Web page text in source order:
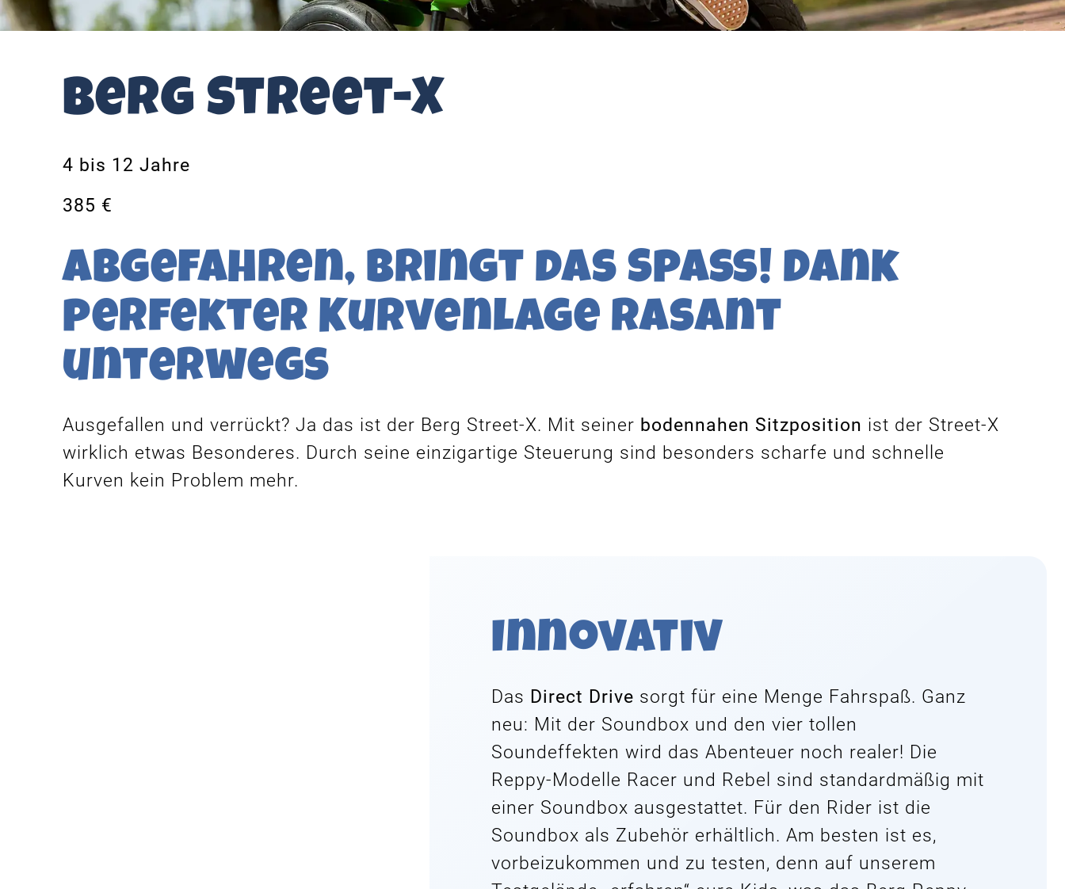
Berg Street-X
4 bis 12 Jahre
385 €
Abgefahren, bringt das Spaß! Dank
perfekter Kurvenlage rasant
unterwegs
Ausgefallen und verrückt? Ja das ist der Berg Street-X. Mit seiner bodennahen Sitzposition ist der Street-X
wirklich etwas Besonderes. Durch seine einzigartige Steuerung sind besonders scharfe und schnelle
Kurven kein Problem mehr.
Innovativ
Das Direct Drive sorgt für eine Menge Fahrspaß. Ganz
neu: Mit der Soundbox und den vier tollen
Soundeffekten wird das Abenteuer noch realer! Die
Reppy-Modelle Racer und Rebel sind standardmäßig mit
einer Soundbox ausgestattet. Für den Rider ist die
Soundbox als Zubehör erhältlich. Am besten ist es,
vorbeizukommen und zu testen, denn auf unserem